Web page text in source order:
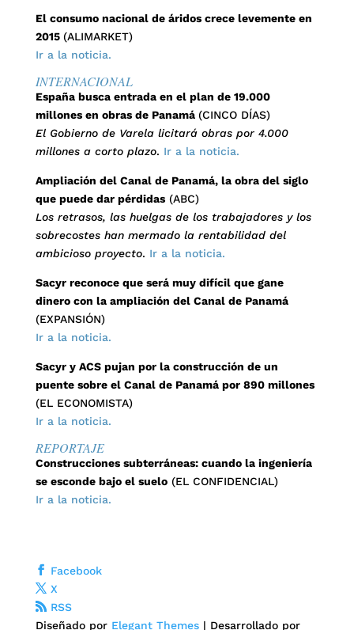
El consumo nacional de áridos crece levemente en
2015 (ALIMARKET)
Ir a la noticia.
INTERNACIONAL
España busca entrada en el plan de 19.000
millones en obras de Panamá (CINCO DÍAS)
El Gobierno de Varela licitará obras por 4.000
millones a corto plazo. Ir a la noticia.
Ampliación del Canal de Panamá, la obra del siglo
que puede dar pérdidas(ABC)
Los retrasos, las huelgas de los trabajadores y los
sobrecostes han mermado la rentabilidad del
ambicioso proyecto. Ir a la noticia.
Sacyr reconoce que será muy difícil que gane
dinero con la ampliación del Canal de Panamá
(EXPANSIÓN)
Ir a la noticia.
Sacyr y ACS pujan por la construcción de un
puente sobre el Canal de Panamá por 890 millones
(EL ECONOMISTA)
Ir a la noticia.
REPORTAJE
Construcciones subterráneas: cuando la ingeniería
se esconde bajo el suelo(EL CONFIDENCIAL)
Ir a la noticia.
Facebook
X
RSS
Diseñado por Elegant Themes| Desarrollado por